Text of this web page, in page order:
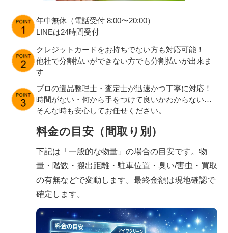
年中無休（電話受付 8:00〜20:00）
LINEは24時間受付
クレジットカードをお持ちでない方も対応可能！
他社で分割払いができない方でも分割払いが出来ま
す
プロの遺品整理士・査定士が迅速かつ丁寧に対応！
時間がない・何から手をつけて良いかわからない…
そんな時も安心してお任せください。
料金の目安（間取り別）
下記は「一般的な物量」の場合の目安です。物
量・階数・搬出距離・駐車位置・臭い/害虫・買取
の有無などで変動します。最終金額は現地確認で
確定します。